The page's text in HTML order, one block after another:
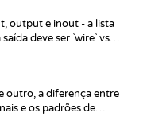
output e inout - a lista
deve ser `wire` vs
outro, a diferença entre
e os padrões de